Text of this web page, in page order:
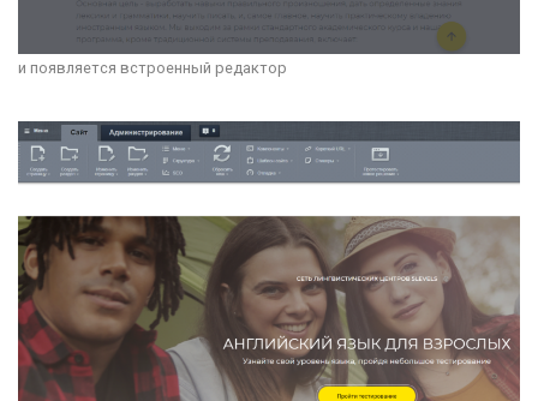
и появляется встроенный редактор